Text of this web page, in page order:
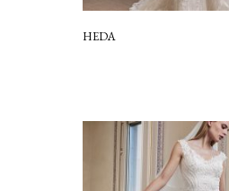
HEDA